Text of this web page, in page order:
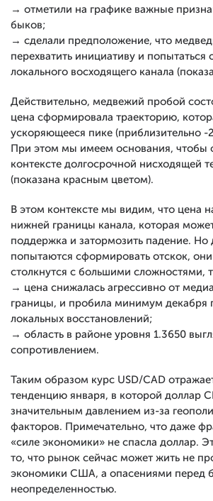
→ отметили на графике важные
быков;
→ сделали предположение, что
перехватить инициативу и
локального восходящего канала
Действительно, медвежий пробой
цена сформировала траекторию,
ускоряющееся пике (приблизительно -
При этом мы имеем основания, чтобы
контексте долгосрочной нисходящей
(показана красным цветом).
В этом контексте мы видим, что цена
нижней границы канала, которая
поддержка и затормозить падение. Но
попытаются сформировать отскок, они
столкнутся с большими сложностями,
→ цена снижалась агрессивно от
границы, и пробила минимум декабря
локальных восстановлений;
→ область в районе уровня 1.3650
сопротивлением.
Таким образом курс USD/CAD
тенденцию января, в которой доллар
значительным давлением из-за
факторов. Примечательно, что даже
«силе экономики» не спасла доллар.
то, что рынок сейчас может жить не
экономики США, а опасениями перед
неопределенностью.